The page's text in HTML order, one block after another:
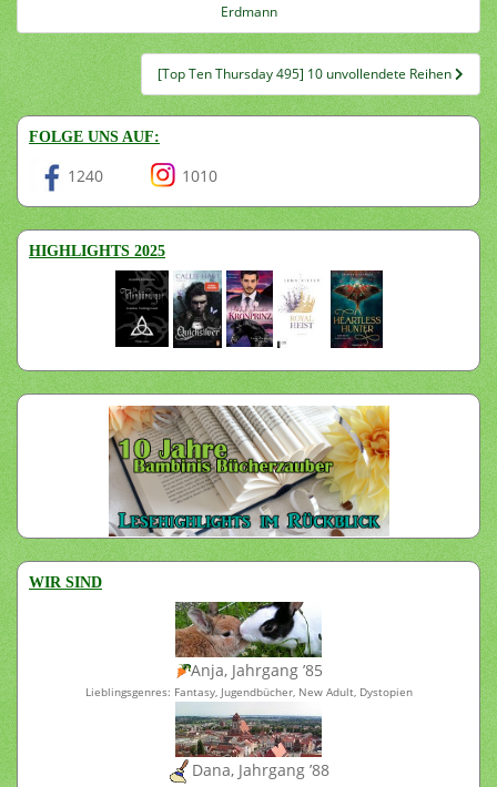
Erdmann
[Top Ten Thursday 495] 10 unvollendete Reihen
FOLGE UNS AUF:
1240 1010
HIGHLIGHTS 2025
WIR SIND
Anja, Jahrgang ’85
Lieblingsgenres: Fantasy, Jugendbücher, New Adult, Dystopien
Dana, Jahrgang ’88